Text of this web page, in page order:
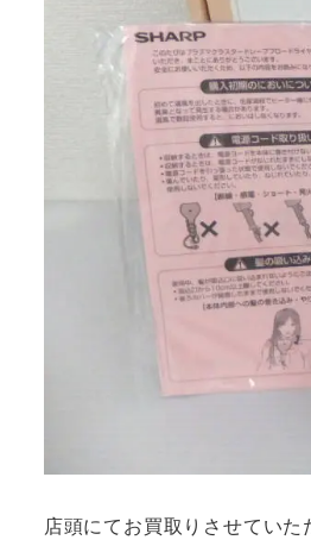
店頭にてお買取りさせてい